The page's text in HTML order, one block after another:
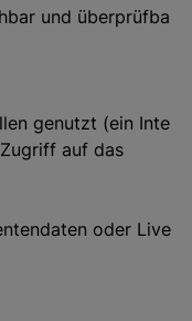
und überprüfba
genutzt (ein Inte
auf das
oder Live